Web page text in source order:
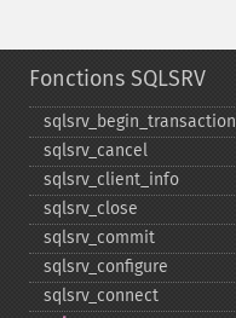
Fonctions SQLSRV
sqlsrv_​begin_​transaction
sqlsrv_​cancel
sqlsrv_​client_​info
sqlsrv_​close
sqlsrv_​commit
sqlsrv_​configure
sqlsrv_​connect